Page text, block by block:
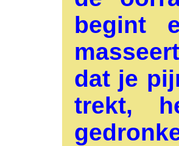
begint
dat je
trekt,